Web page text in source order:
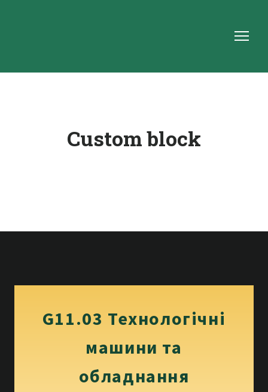
Custom block
G11.03 Технологічні
машини та
обладнання